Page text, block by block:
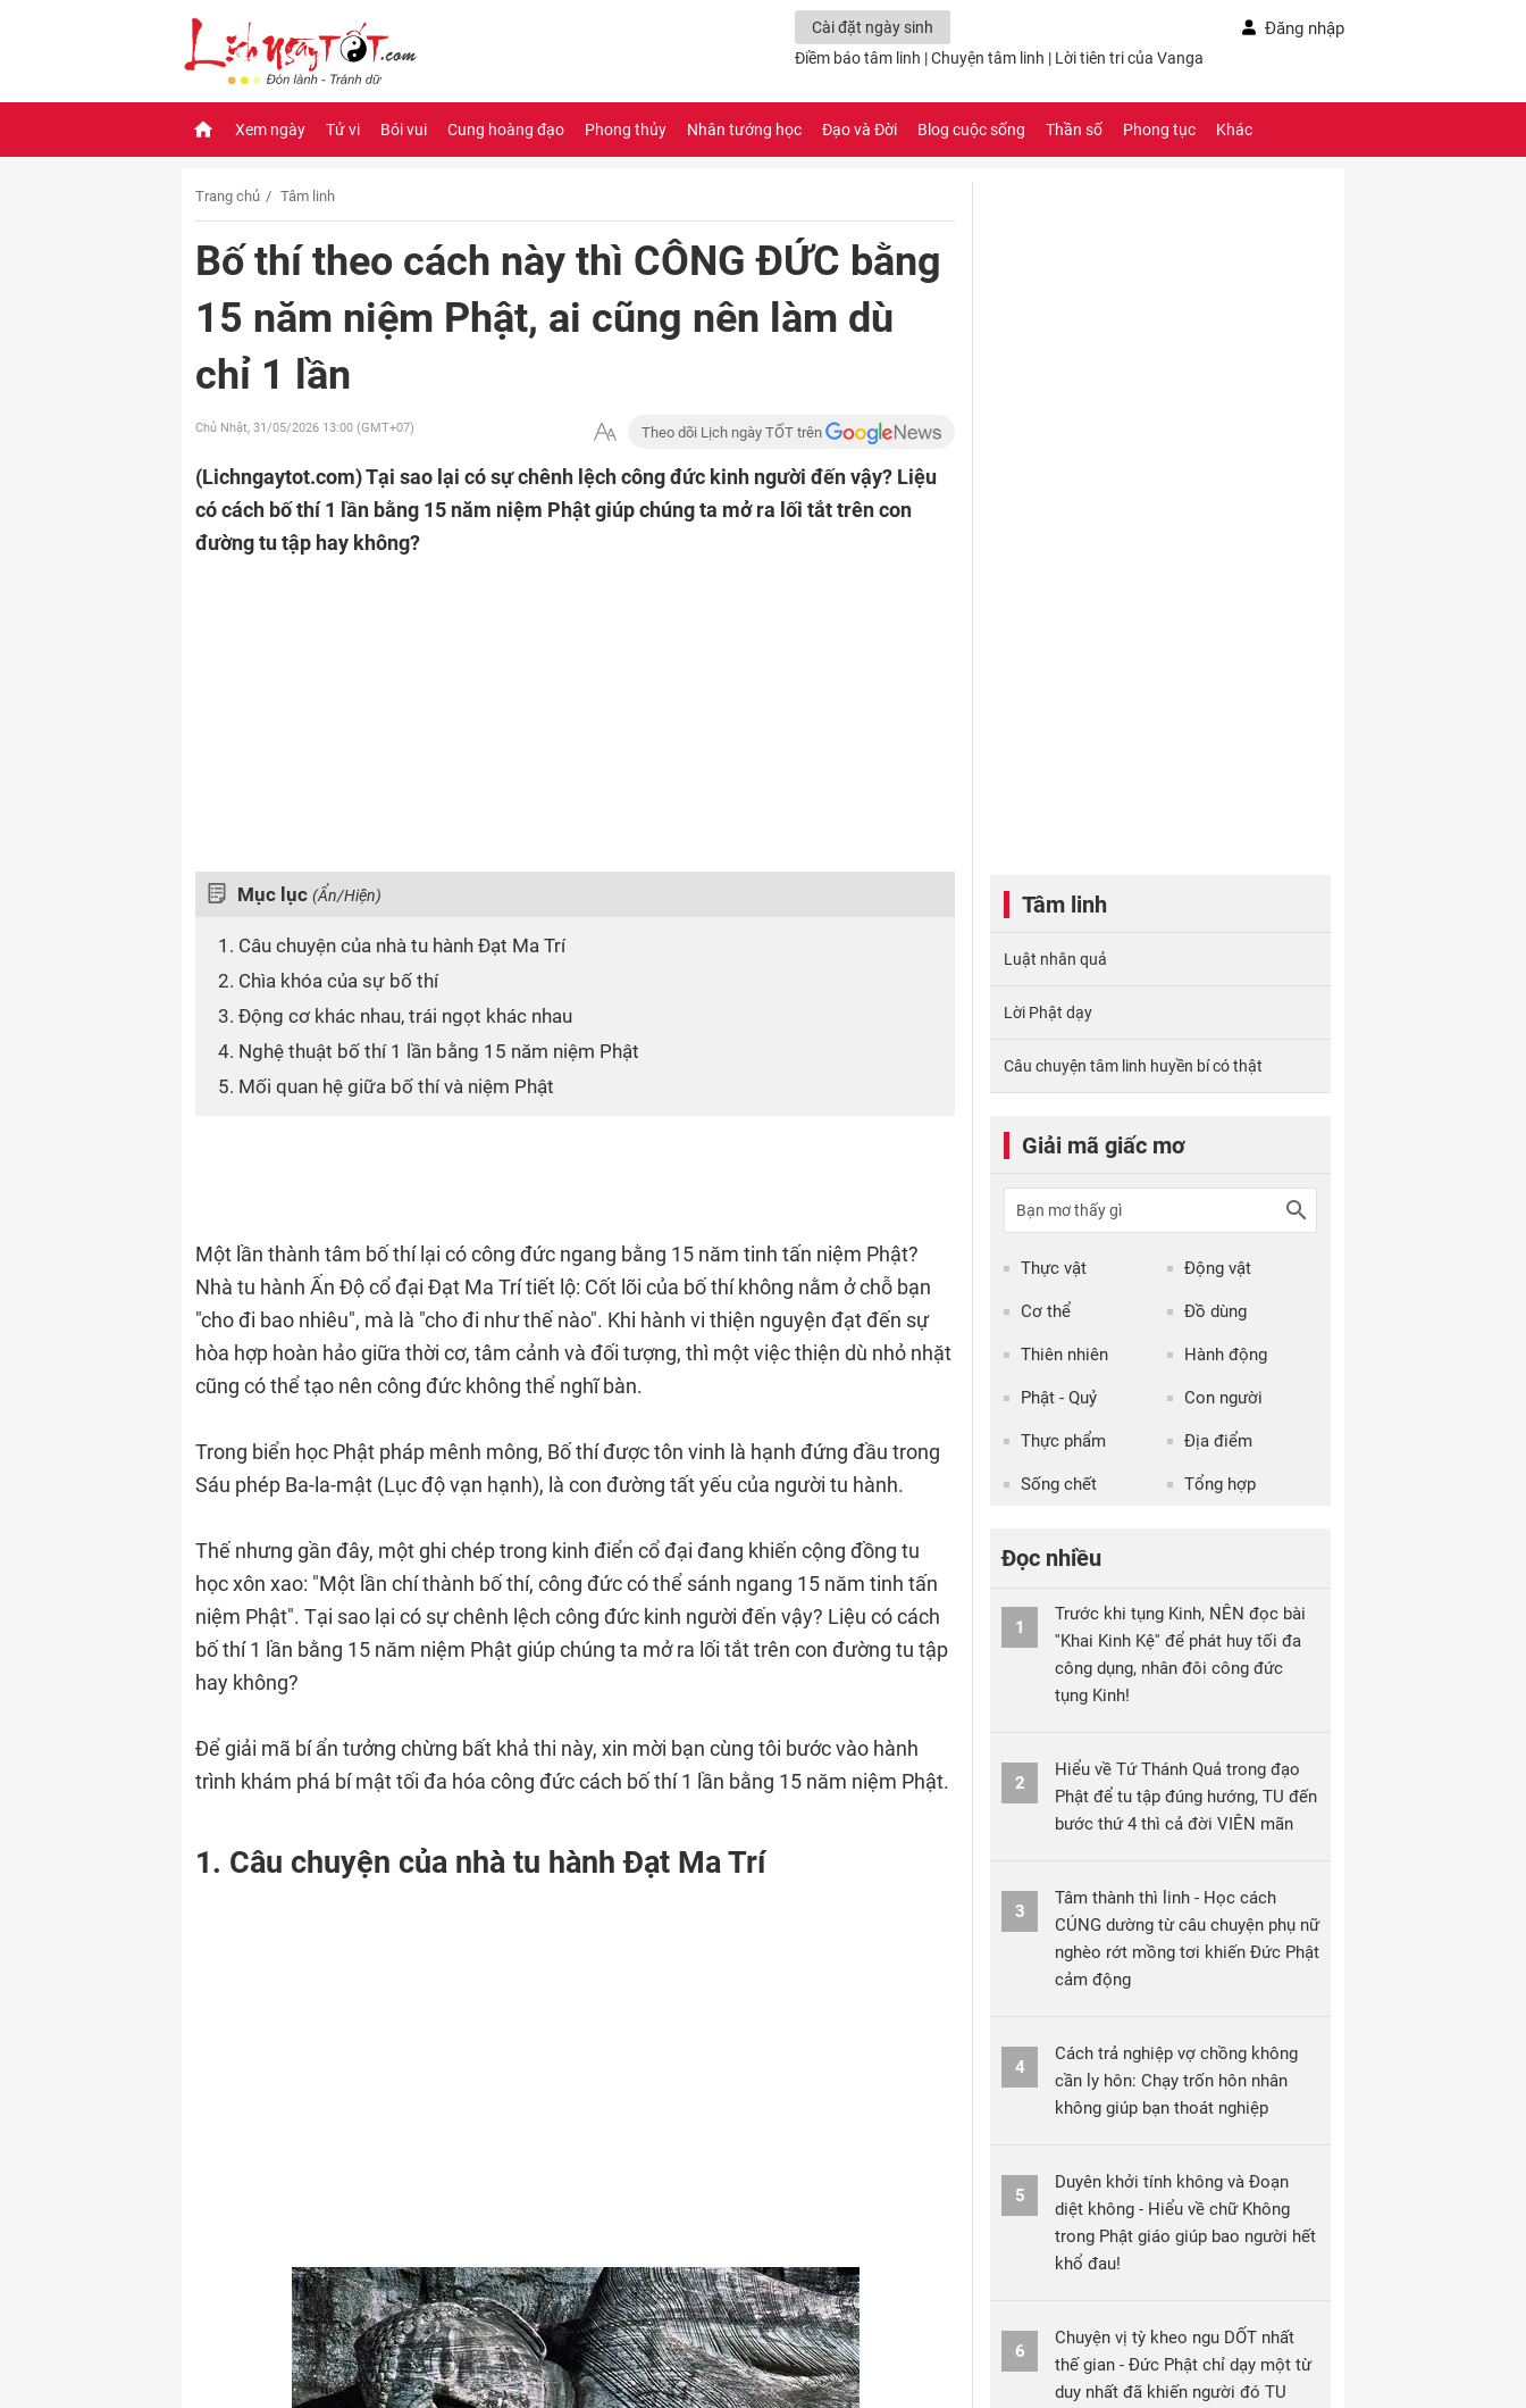
Cài đặt ngày sinh Đăng nhập
Điềm báo tâm linh |Chuyện tâm linh | Lời tiên tri của Vanga
Xem ngày Tử vi Bói vui Cung hoàng đạo Phong thủy Nhân tướng học Đạo và Đời Blog cuộc sống Thần số Phong tục Khác
Trang chủ Tâm linh
Bố thí theo cách này thì CÔNG ĐỨC bằng
15 năm niệm Phật, ai cũng nên làm dù
chỉ 1 lần
Chủ Nhật, 31/05/2026 13:00 (GMT+07) Theo dõi Lịch ngày TỐT trên
(Lichngaytot.com)Tại sao lại có sự chênh lệch công đức kinh người đến vậy? Liệu
có cách bố thí 1 lần bằng 15 năm niệm Phật giúp chúng ta mở ra lối tắt trên con
đường tu tập hay không?
Mục lục (Ẩn/Hiện)
1. Câu chuyện của nhà tu hành Đạt Ma Trí
2. Chìa khóa của sự bố thí
3. Động cơ khác nhau, trái ngọt khác nhau
4. Nghệ thuật bố thí 1 lần bằng 15 năm niệm Phật
5. Mối quan hệ giữa bố thí và niệm Phật
Một lần thành tâm bố thí lại có công đức ngang bằng 15 năm tinh tấn niệm Phật?
Nhà tu hành Ấn Độ cổ đại Đạt Ma Trí tiết lộ: Cốt lõi của bố thí không nằm ở chỗ bạn
"cho đi bao nhiêu", mà là "cho đi như thế nào". Khi hành vi thiện nguyện đạt đến sự
hòa hợp hoàn hảo giữa thời cơ, tâm cảnh và đối tượng, thì một việc thiện dù nhỏ nhặt
cũng có thể tạo nên công đức không thể nghĩ bàn.
Trong biển học Phật pháp mênh mông, Bố thí được tôn vinh là hạnh đứng đầu trong
Sáu phép Ba-la-mật (Lục độ vạn hạnh), là con đường tất yếu của người tu hành.
Thế nhưng gần đây, một ghi chép trong kinh điển cổ đại đang khiến cộng đồng tu
học xôn xao: "Một lần chí thành bố thí, công đức có thể sánh ngang 15 năm tinh tấn
niệm Phật". Tại sao lại có sự chênh lệch công đức kinh người đến vậy? Liệu có cách
bố thí 1 lần bằng 15 năm niệm Phật giúp chúng ta mở ra lối tắt trên con đường tu tập
hay không?
Để giải mã bí ẩn tưởng chừng bất khả thi này, xin mời bạn cùng tôi bước vào hành
trình khám phá bí mật tối đa hóa công đức cách bố thí 1 lần bằng 15 năm niệm Phật.
1. Câu chuyện của nhà tu hành Đạt Ma Trí
Tâm linh
Luật nhân quả
Lời Phật dạy
Câu chuyện tâm linh huyền bí có thật
Giải mã giấc mơ
Thực vật Động vật
Cơ thể Đồ dùng
Thiên nhiên Hành động
Phật - Quỷ Con người
Thực phẩm Địa điểm
Sống chết Tổng hợp
Đọc nhiều
1
Trước khi tụng Kinh, NÊN đọc bài
''Khai Kinh Kệ'' để phát huy tối đa
công dụng, nhân đôi công đức
tụng Kinh!
2
Hiểu về Tứ Thánh Quả trong đạo
Phật để tu tập đúng hướng, TU đến
bước thứ 4 thì cả đời VIÊN mãn
3
Tâm thành thì linh - Học cách
CÚNG dường từ câu chuyện phụ nữ
nghèo rớt mồng tơi khiến Đức Phật
cảm động
4
Cách trả nghiệp vợ chồng không
cần ly hôn: Chạy trốn hôn nhân
không giúp bạn thoát nghiệp
5
Duyên khởi tính không và Đoạn
diệt không - Hiểu về chữ Không
trong Phật giáo giúp bao người hết
khổ đau!
6
Chuyện vị tỳ kheo ngu DỐT nhất
thế gian - Đức Phật chỉ dạy một từ
duy nhất đã khiến người đó TU